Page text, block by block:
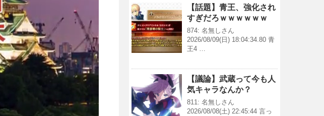
【話題】青王、強化され
すぎだろｗｗｗｗｗｗ
874: 名無しさん
2026/08/09(日) 18:04:34.80 青
王4 …
【議論】武蔵って今も人
気キャラなんか？
811: 名無しさん
2026/08/08(土) 22:45:44 言っ